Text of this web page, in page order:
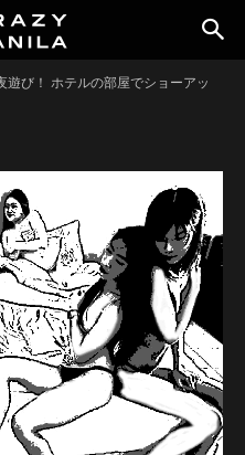
遊び！ ホテルの部屋でショーアッ